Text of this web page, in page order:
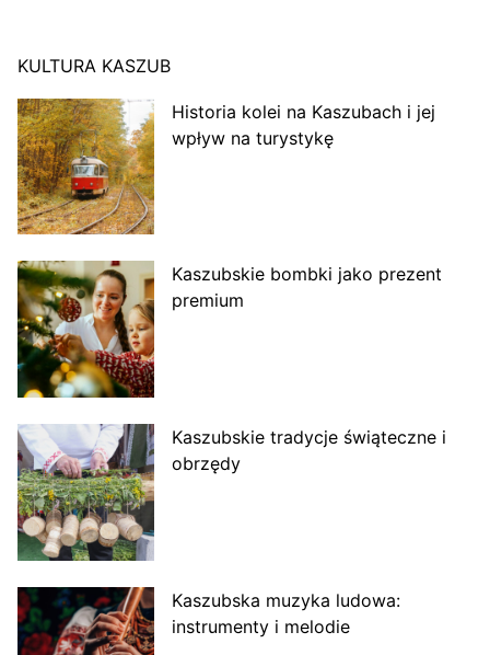
KULTURA KASZUB
Historia kolei na Kaszubach i jej
wpływ na turystykę
Kaszubskie bombki jako prezent
premium
Kaszubskie tradycje świąteczne i
obrzędy
Kaszubska muzyka ludowa:
instrumenty i melodie